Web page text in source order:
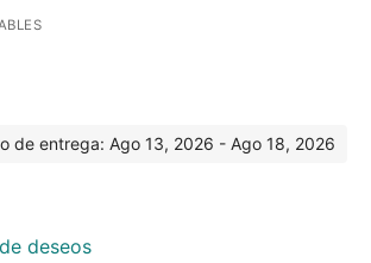
de entrega: Ago 13, 2026 - Ago 18, 2026
deseos